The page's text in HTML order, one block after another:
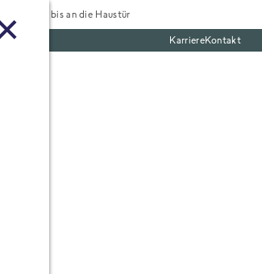
Tiefgekühlt bis an die Haustür
KarriereKontakt